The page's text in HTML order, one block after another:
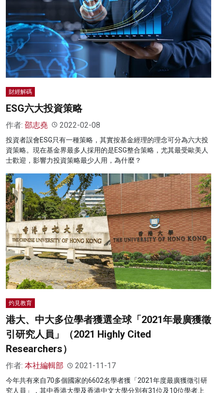
財經解碼
ESG六大投資策略
作者: 邵志堯 2022-02-08
投資者誤會ESG只有一種策略，其實按基金經理的理念可分為六大投
資策略。現在基金界最多人採用的是ESG整合策略，尤其最受歐美人
士歡迎，影響力投資策略最少人用，為什麼？
灼見教育
港大、中大多位學者獲選全球「2021年最廣獲徵
引研究人員」（2021 Highly Cited
Researchers）
作者: 本社編輯部 2021-11-17
今年共有來自70多個國家的6602名學者獲「2021年度最廣獲徵引研
究人員」，其中香港大學及香港中文大學分別有31位及10位學者上